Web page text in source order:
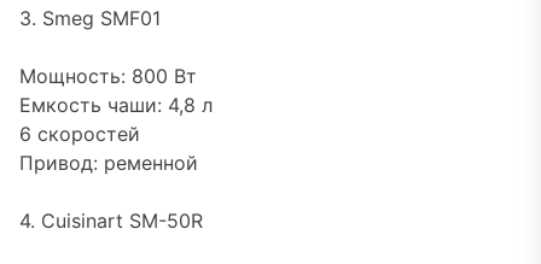
3. Smeg SMF01
Мощность: 800 Вт
Емкость чаши: 4,8 л
6 скоростей
Привод: ременной
4. Cuisinart SM-50R